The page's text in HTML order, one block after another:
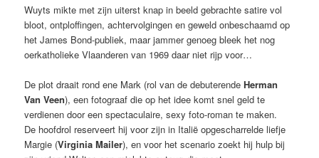
Wuyts mikte met zijn uiterst knap in beeld gebrachte satire vol
bloot, ontploffingen, achtervolgingen en geweld onbeschaamd op
het James Bond-publiek, maar jammer genoeg bleek het nog
oerkatholieke Vlaanderen van 1969 daar niet rijp voor…
De plot draait rond ene Mark (rol van de debuterendeHerman
Van Veen), een fotograaf die op het idee komt snel geld te
verdienen door een spectaculaire, sexy foto-roman te maken.
De hoofdrol reserveert hij voor zijn in Italië opgescharrelde liefje
Margie (Virginia Mailer), en voor het scenario zoekt hij hulp bij